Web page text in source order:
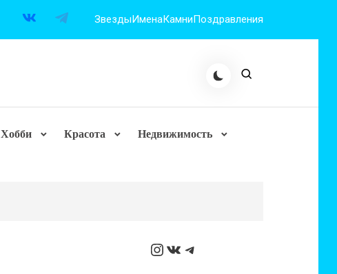
ЗвездыИменаКамниПоздравления
Хобби Красота Недвижимость
Instagram
ВКонтакте
Telegram